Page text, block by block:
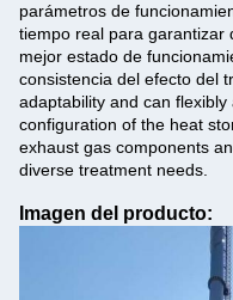
parámetros de
tiempo real para garantizar
mejor estado de
consistencia del efecto del
adaptability and can
configuration of the heat
exhaust gas components
diverse treatment needs.
Imagen del producto: